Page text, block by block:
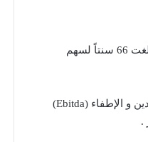
بشكل عام ، سجلت الشركة أرباحاً بشكل عادل الربع الثاني حيث بلغت 66 سنتاً لسهم
كما بلغت قيمة الأرباح المعدلة قبل الفوائد والضرائب و استهلاك الدين و الإطفاء (Ebitda)